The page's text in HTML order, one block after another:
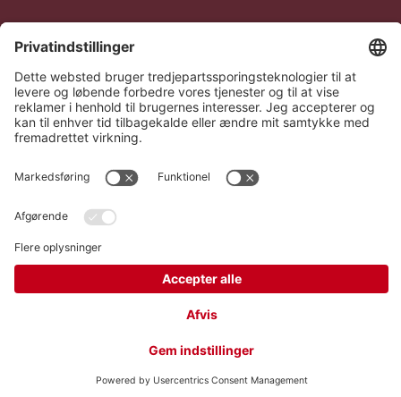
Følg os
Hero Global
Copyright © Hero 2026